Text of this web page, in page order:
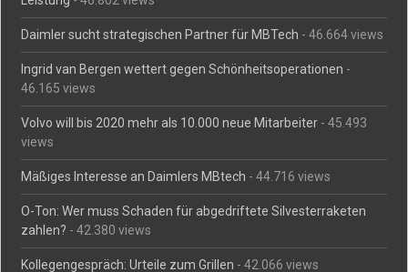
Daimler sucht strategischen Partner für MBTech - 46.664 views
Ingrid van Bergen wettert gegen Schönheitsoperationen -
46.165 views
Volvo will bis 2020 mehr als 10.000 neue Mitarbeiter - 45.493
views
Mäßiges Interesse an Daimlers MBtech - 44.716 views
O-Ton: Wer muss Schaden für abgedriftete Silvesterraketen
zahlen? - 42.380 views
Kollegengespräch: Urteile zum Grillen - 42.066 views